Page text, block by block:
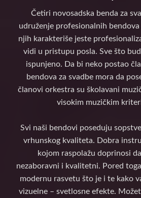
Četiri novosadska benda za
udruženje profesionalnih
njih karakteriše jeste
vidi u pristupu posla. Sve što
ispunjeno. Da bi neko postao
bendova za svadbe mora da
članovi orkestra su školavani
visokim muzičkim
Svi naši bendovi poseduju
vrhunskog kvaliteta. Dobra
kojom raspolažu doprinosi
nezaboravni i kvalitetni. Pored
modernu rasvetu što je i te kako
vizuelne – svetlosne efekte.